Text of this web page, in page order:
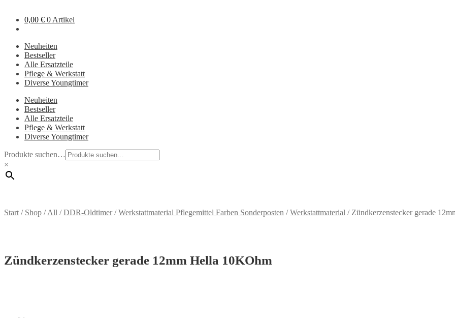
0,00 € 0 Artikel
Neuheiten
Bestseller
Alle Ersatzteile
Pflege & Werkstatt
Diverse Youngtimer
Neuheiten
Bestseller
Alle Ersatzteile
Pflege & Werkstatt
Diverse Youngtimer
Produkte suchen…
×
Start / Shop /All /DDR-Oldtimer/Werkstattmaterial Pflegemittel Farben Sonderposten /Werkstattmaterial / Zündkerzenstecker gerade
Zündkerzenstecker gerade 12mm Hella 10KOhm